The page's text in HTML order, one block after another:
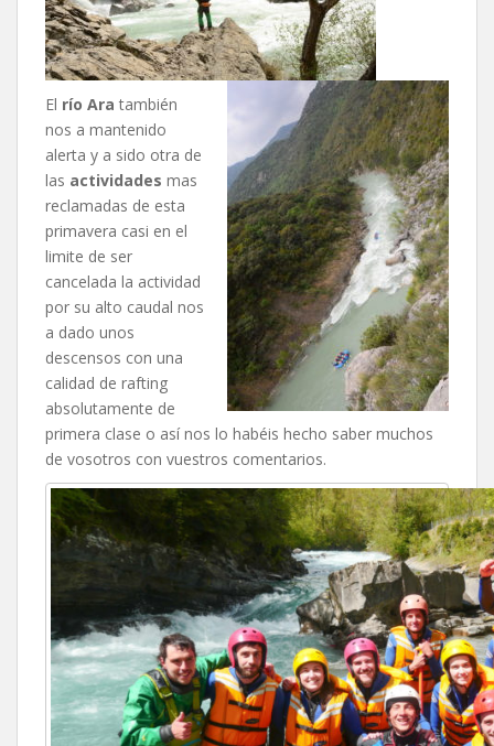
El río Ara también
nos a mantenido
alerta y a sido otra de
las actividades mas
reclamadas de esta
primavera casi en el
limite de ser
cancelada la actividad
por su alto caudal nos
a dado unos
descensos con una
calidad de rafting
absolutamente de
primera clase o así nos lo habéis hecho saber muchos
de vosotros con vuestros comentarios.